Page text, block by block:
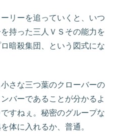
リーを追っていくと、いつ
持った三人ＶＳその能力を
暗殺集団、という図式にな
さな三つ葉のクローバーの
バーであることが分かるよ
すねぇ。秘密のグループな
体に入れるか、普通。